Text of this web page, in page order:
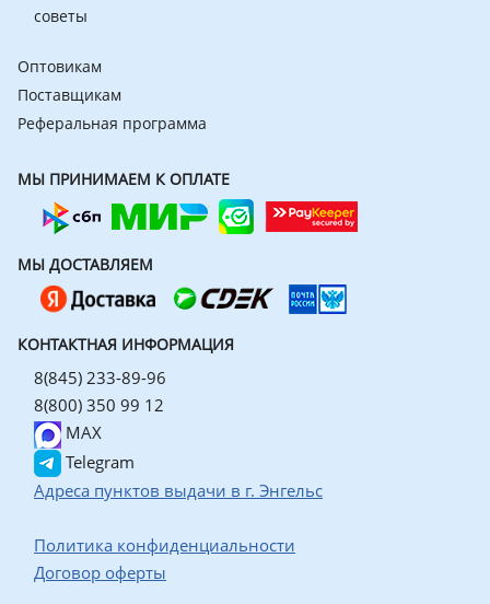
советы
Оптовикам
Поставщикам
Реферальная программа
МЫ ПРИНИМАЕМ К ОПЛАТЕ
МЫ ДОСТАВЛЯЕМ
КОНТАКТНАЯ ИНФОРМАЦИЯ
8(845) 233-89-96
8(800) 350 99 12
MAX
Telegram
Адреса пунктов выдачи в г. Энгельс
Политика конфиденциальности
Договор оферты